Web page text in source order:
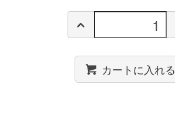
カートに入れる